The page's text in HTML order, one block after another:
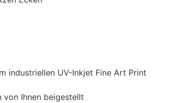
industriellen UV-Inkjet Fine Art Print
Ihnen beigestellt